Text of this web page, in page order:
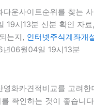
운사이트순위를 찾는
시13분 신분 확인 자
는지, 인터넷주식계좌개
06월04일 19시13분
화카견적비교를 고려
확인하는 것이 좋습니